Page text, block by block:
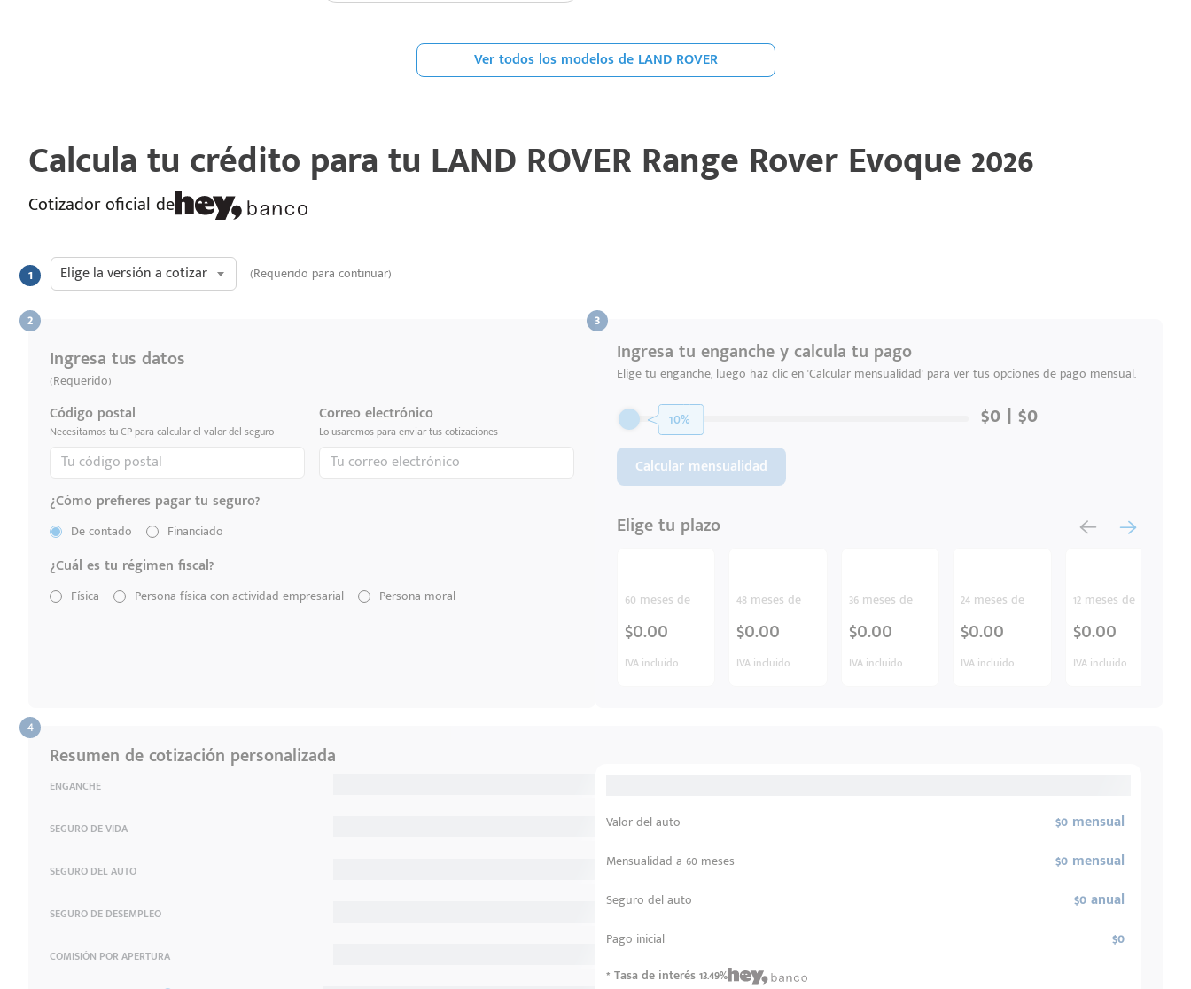
Ver todos los modelos de LAND ROVER
Calcula tu crédito para tu LAND ROVER Range Rover Evoque 2026
Cotizador oficial de
Elige la versión a cotizar (Requerido para continuar)
Ingresa tus datos
(Requerido)
Código postal
Necesitamos tu CP para calcular el valor del seguro
Correo electrónico
Lo usaremos para enviar tus cotizaciones
¿Cómo prefieres pagar tu seguro?
De contado Financiado
¿Cuál es tu régimen fiscal?
Física Persona física con actividad empresarial Persona moral
Ingresa tu enganche y calcula tu pago
Elige tu enganche, luego haz clic en 'Calcular mensualidad' para ver tus opciones de pago mensual.
10%
Calcular mensualidad
Elige tu plazo
60 meses de
$0.00
IVA incluido
48 meses de
$0.00
IVA incluido
36 meses de
$0.00
IVA incluido
24 meses de
$0.00
IVA incluido
12 meses de
$0.00
IVA incluido
Resumen de cotización personalizada
ENGANCHE
SEGURO DE VIDA
SEGURO DEL AUTO
SEGURO DE DESEMPLEO
COMISIÓN POR APERTURA
Valor del auto $0 mensual
Mensualidad a 60 meses $0 mensual
Seguro del auto $0 anual
Pago inicial $0
* Tasa de interés 13.49%